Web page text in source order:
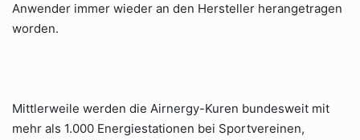
Anwender immer wieder an den Hersteller herangetragen
worden.
Mittlerweile werden die Airnergy-Kuren bundesweit mit
mehr als 1.000 Energiestationen bei Sportvereinen,